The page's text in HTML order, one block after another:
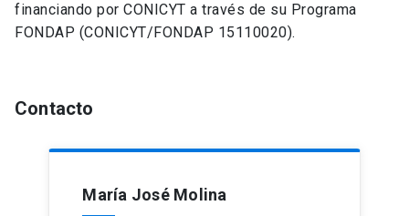
financiando por CONICYT a través de su Programa
FONDAP (CONICYT/FONDAP 15110020).
Contacto
María José Molina